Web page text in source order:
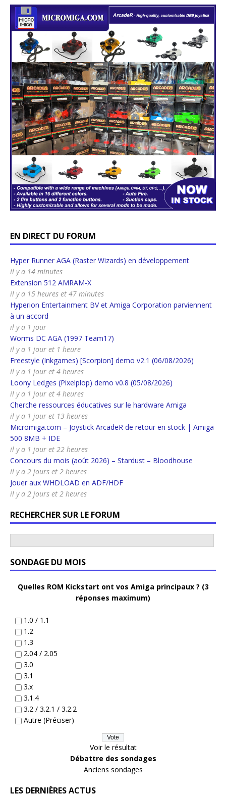
EN DIRECT DU FORUM
Hyper Runner AGA (Raster Wizards) en développement
il y a 14 minutes
Extension 512 AMRAM-X
il y a 15 heures et 47 minutes
Hyperion Entertainment BV et Amiga Corporation parviennent
à un accord
il y a 1 jour
Worms DC AGA (1997 Team17)
il y a 1 jour et 1 heure
Freestyle (Inkgames) [Scorpion] demo v2.1 (06/08/2026)
il y a 1 jour et 4 heures
Loony Ledges (Pixelplop) demo v0.8 (05/08/2026)
il y a 1 jour et 4 heures
Cherche ressources éducatives sur le hardware Amiga
il y a 1 jour et 13 heures
Micromiga.com – Joystick ArcadeR de retour en stock | Amiga
500 8MB + IDE
il y a 1 jour et 22 heures
Concours du mois (août 2026) – Stardust – Bloodhouse
il y a 2 jours et 2 heures
Jouer aux WHDLOAD en ADF/HDF
il y a 2 jours et 2 heures
RECHERCHER SUR LE FORUM
SONDAGE DU MOIS
Quelles ROM Kickstart ont vos Amiga principaux ? (3
réponses maximum)
1.0 / 1.1
1.2
1.3
2.04 / 2.05
3.0
3.1
3.x
3.1.4
3.2 / 3.2.1 / 3.2.2
Autre (Préciser)
Voir le résultat
Débattre des sondages
Anciens sondages
LES DERNIÈRES ACTUS